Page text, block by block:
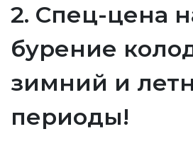
2. Спец-цена
бурение
зимний и
периоды!